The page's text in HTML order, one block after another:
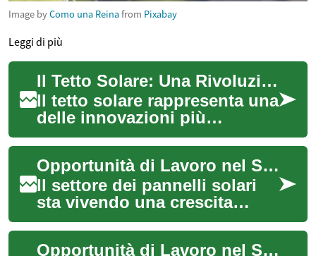
Image byComo una Reinafrom Pixabay
Leggi di più
Il Tetto Solare: Una Rivoluzione nell'Architettura e nell'Energia Rinnovabile
Il tetto solare rappresenta una
delle innovazioni più
promettenti nel campo
dell'architettura sostenibile e
dell'ener...
Opportunità di Lavoro nel Settore dei Pannelli Solari
Il settore dei pannelli solari
sta vivendo una crescita
significativa in Italia e nel
mondo, aprendo nuove
Opportunità di Lavoro nel Settore dei Pannelli Solari